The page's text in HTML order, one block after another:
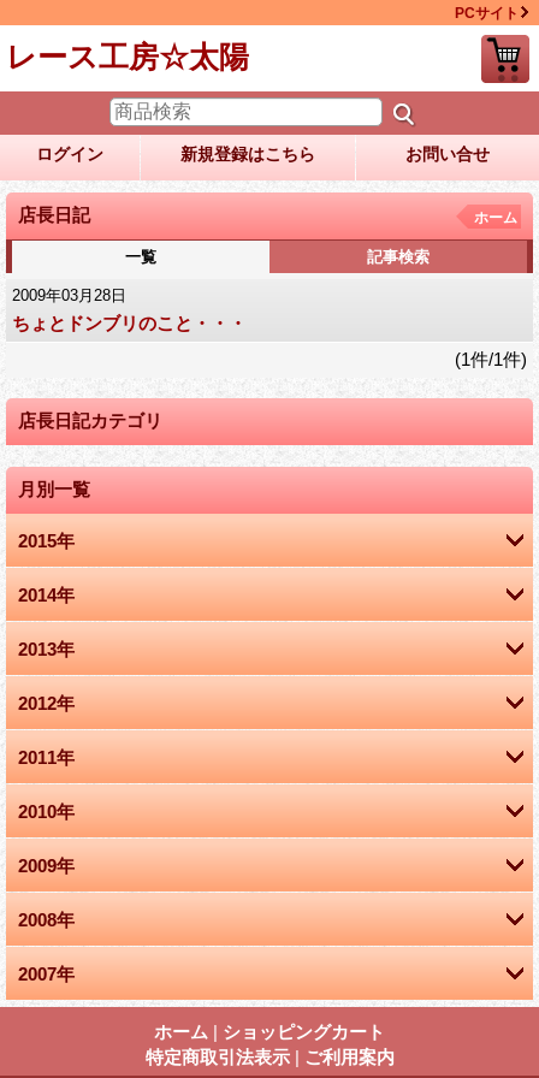
PCサイト
レース工房☆太陽
ログイン 新規登録はこちら お問い合せ
店長日記 ホーム
一覧 記事検索
2009年03月28日
ちょとドンブリのこと・・・
(1件/1件)
店長日記カテゴリ
月別一覧
2015年
9月 (2)
2014年
11月 (1)
10月 (1)
9月 (2)
4月 (1)
2013年
8月 (1)
5月 (1)
4月 (1)
1月 (2)
2012年
9月 (1)
7月 (1)
2月 (1)
2011年
12月 (1)
3月 (2)
1月 (2)
2010年
11月 (1)
10月 (2)
9月 (2)
2009年
10月 (1)
9月 (3)
2008年
12月 (1)
2007年
ホーム | ショッピングカート
特定商取引法表示 | ご利用案内